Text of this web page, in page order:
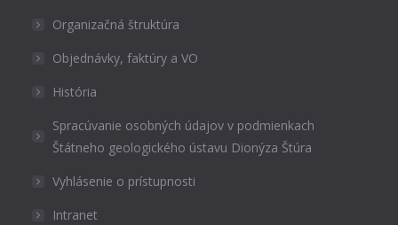
Organizačná štruktúra
Objednávky, faktúry a VO
História
Spracúvanie osobných údajov v podmienkach
Štátneho geologického ústavu Dionýza Štúra
Vyhlásenie o prístupnosti
Intranet